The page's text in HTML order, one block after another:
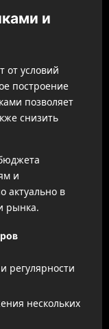
и
от условий
построение
позволяет
снизить
и
актуально в
рынка.
регулярности
нескольких